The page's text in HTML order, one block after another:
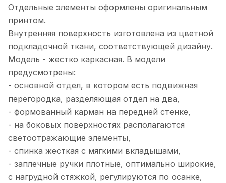
Отдельные элементы оформлены оригинальным
принтом.
Внутренняя поверхность изготовлена из цветной
подкладочной ткани, соответствующей дизайну.
Модель - жестко каркасная. В модели
предусмотрены:
- основной отдел, в котором есть подвижная
перегородка, разделяющая отдел на два,
- формованный карман на передней стенке,
- на боковых поверхностях располагаются
светоотражающие элементы,
- спинка жесткая с мягкими вкладышами,
- заплечные ручки плотные, оптимально широкие,
с нагрудной стяжкой, регулируются по осанке,